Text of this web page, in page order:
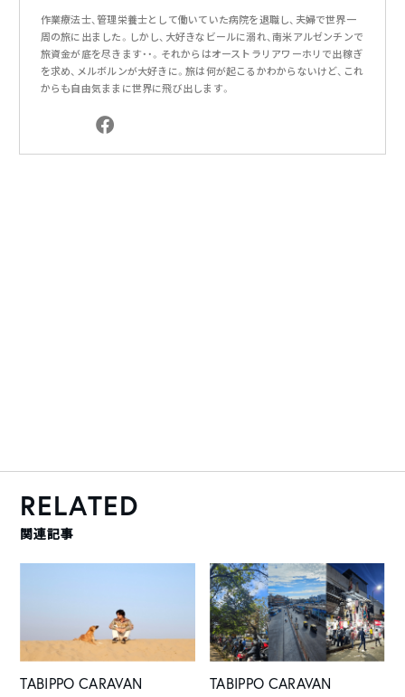
作業療法士、管理栄養士として働いていた病院を退職し、夫婦で世界一
周の旅に出ました。しかし、大好きなビールに溺れ、南米アルゼンチンで
旅資金が底を尽きます・・。それからはオーストラリアワーホリで出稼ぎ
を求め、メルボルンが大好きに。旅は何が起こるかわからないけど、これ
からも自由気ままに世界に飛び出します。
RELATED
関連記事
TABIPPO CARAVAN TABIPPO CARAVAN